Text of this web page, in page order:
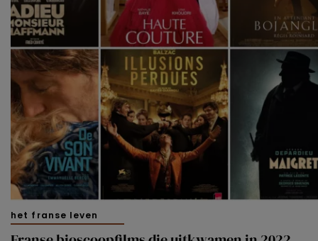
het franse leven